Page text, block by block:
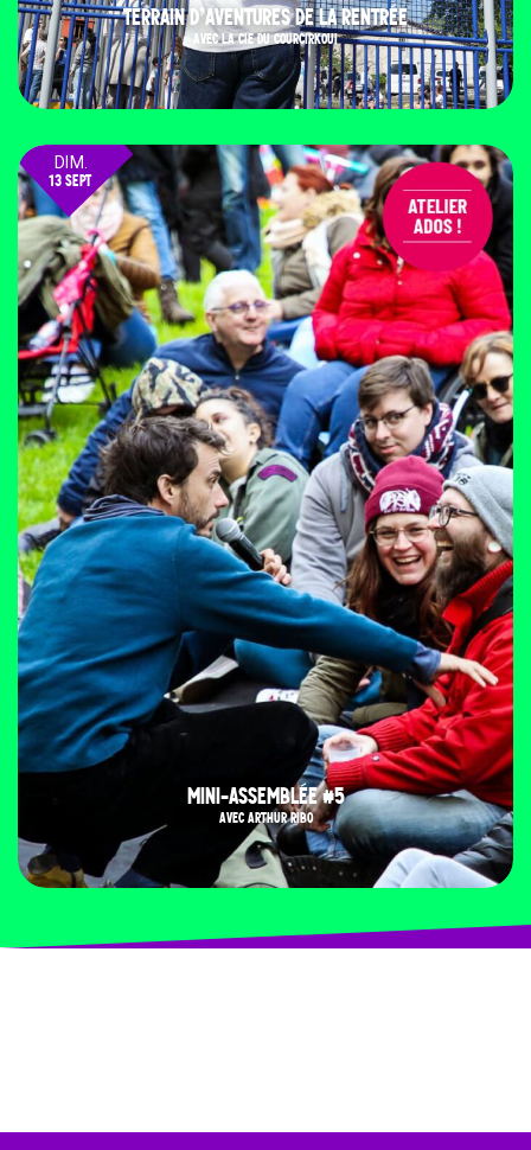
TERRAIN D’AVENTURES DE LA RENTRÉE
AVEC LA CIE DU COURCIRKOUI
DIM.
13 SEPT
MINI-ASSEMBLÉE #5
AVEC ARTHUR RIBO